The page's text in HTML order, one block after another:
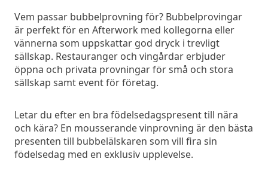
Vem passar bubbelprovning för? Bubbelprovingar
är perfekt för en Afterwork med kollegorna eller
vännerna som uppskattar god dryck i trevligt
sällskap. Restauranger och vingårdar erbjuder
öppna och privata provningar för små och stora
sällskap samt event för företag.
Letar du efter en bra födelsedagspresent till nära
och kära? En mousserande vinprovning är den bästa
presenten till bubbelälskaren som vill fira sin
födelsedag med en exklusiv upplevelse.